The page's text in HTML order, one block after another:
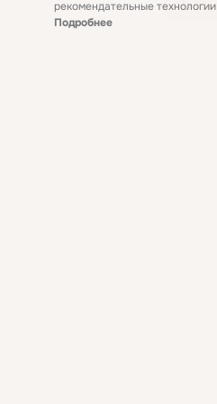
рекомендательные технологии
Подробнее